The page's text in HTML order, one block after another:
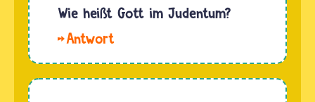
die beide
andere
Religion
glauben,
Wie heißt Gott im Judentum?
Juden